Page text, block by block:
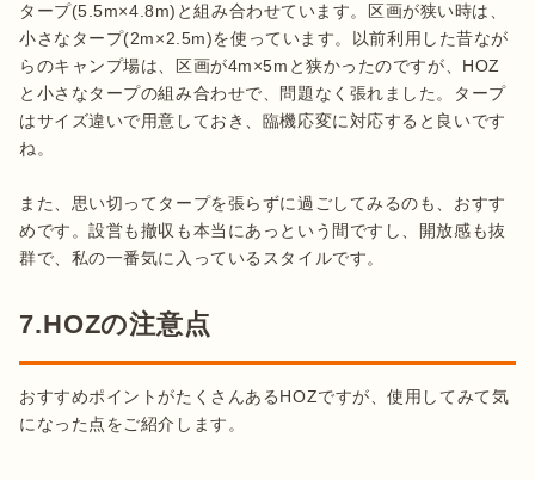
タープ(5.5m×4.8m)と組み合わせています。区画が狭い時は、
小さなタープ(2m×2.5m)を使っています。以前利用した昔なが
らのキャンプ場は、区画が4m×5mと狭かったのですが、HOZ
と小さなタープの組み合わせで、問題なく張れました。タープ
はサイズ違いで用意しておき、臨機応変に対応すると良いです
ね。
また、思い切ってタープを張らずに過ごしてみるのも、おすす
めです。設営も撤収も本当にあっという間ですし、開放感も抜
群で、私の一番気に入っているスタイルです。
7.HOZの注意点
おすすめポイントがたくさんあるHOZですが、使用してみて気
になった点をご紹介します。